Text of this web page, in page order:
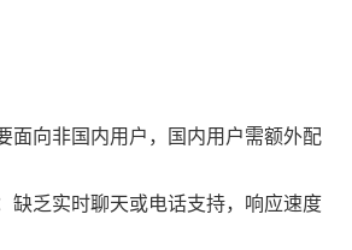
面向非国内用户，国内用户需额外配
缺乏实时聊天或电话支持，响应速度